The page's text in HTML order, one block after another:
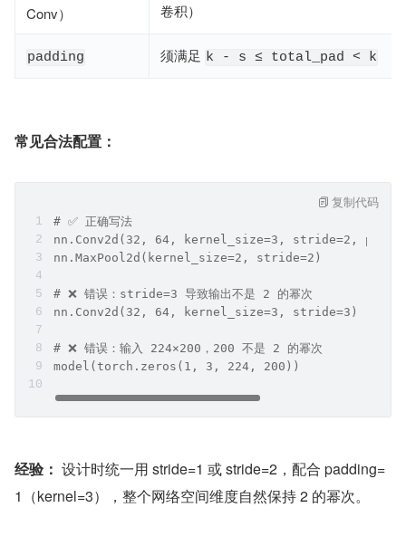
Conv）
卷积）
padding 须满足 k - s ≤ total_pad < k
常见合法配置：
# ✅ 正确写法
nn.Conv2d(32, 64, kernel_size=3, stride=2,
nn.MaxPool2d(kernel_size=2, stride=2)
# ❌ 错误：stride=3 导致输出不是 2 的幂次
nn.Conv2d(32, 64, kernel_size=3, stride=3)
# ❌ 错误：输入 224×200，200 不是 2 的幂次
model(torch.zeros(1, 3, 224, 200))
复制代码
经验： 设计时统一用 stride=1 或 stride=2，配合 padding=
1（kernel=3），整个网络空间维度自然保持 2 的幂次。